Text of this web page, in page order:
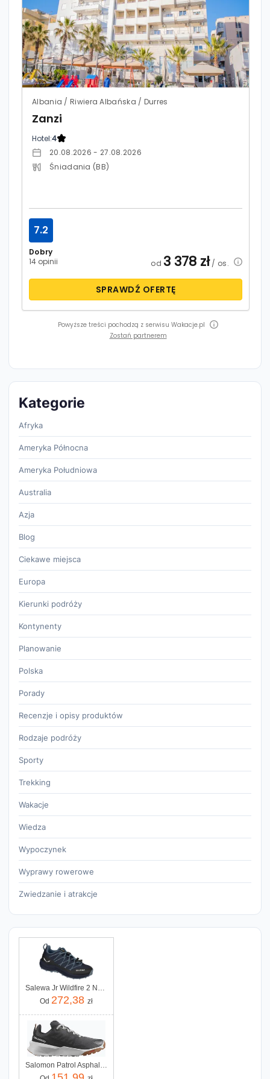
Albania / Riwiera Albańska / Durres
Zanzi
Hotel:4
20.08.2026 - 27.08.2026
Śniadania (BB)
Dobry
14 opinii
7.2
od 3 378 zł/ os.
SPRAWDŹ OFERTĘ
Powyższe treści pochodzą z serwisu Wakacje.pl
Zostań partnerem
Kategorie
Afryka
Ameryka Północna
Ameryka Południowa
Australia
Azja
Blog
Ciekawe miejsca
Europa
Kierunki podróży
Kontynenty
Planowanie
Polska
Porady
Recenzje i opisy produktów
Rodzaje podróży
Sporty
Trekking
Wakacje
Wiedza
Wypoczynek
Wyprawy rowerowe
Zwiedzanie i atrakcje
Od 272,38 zł